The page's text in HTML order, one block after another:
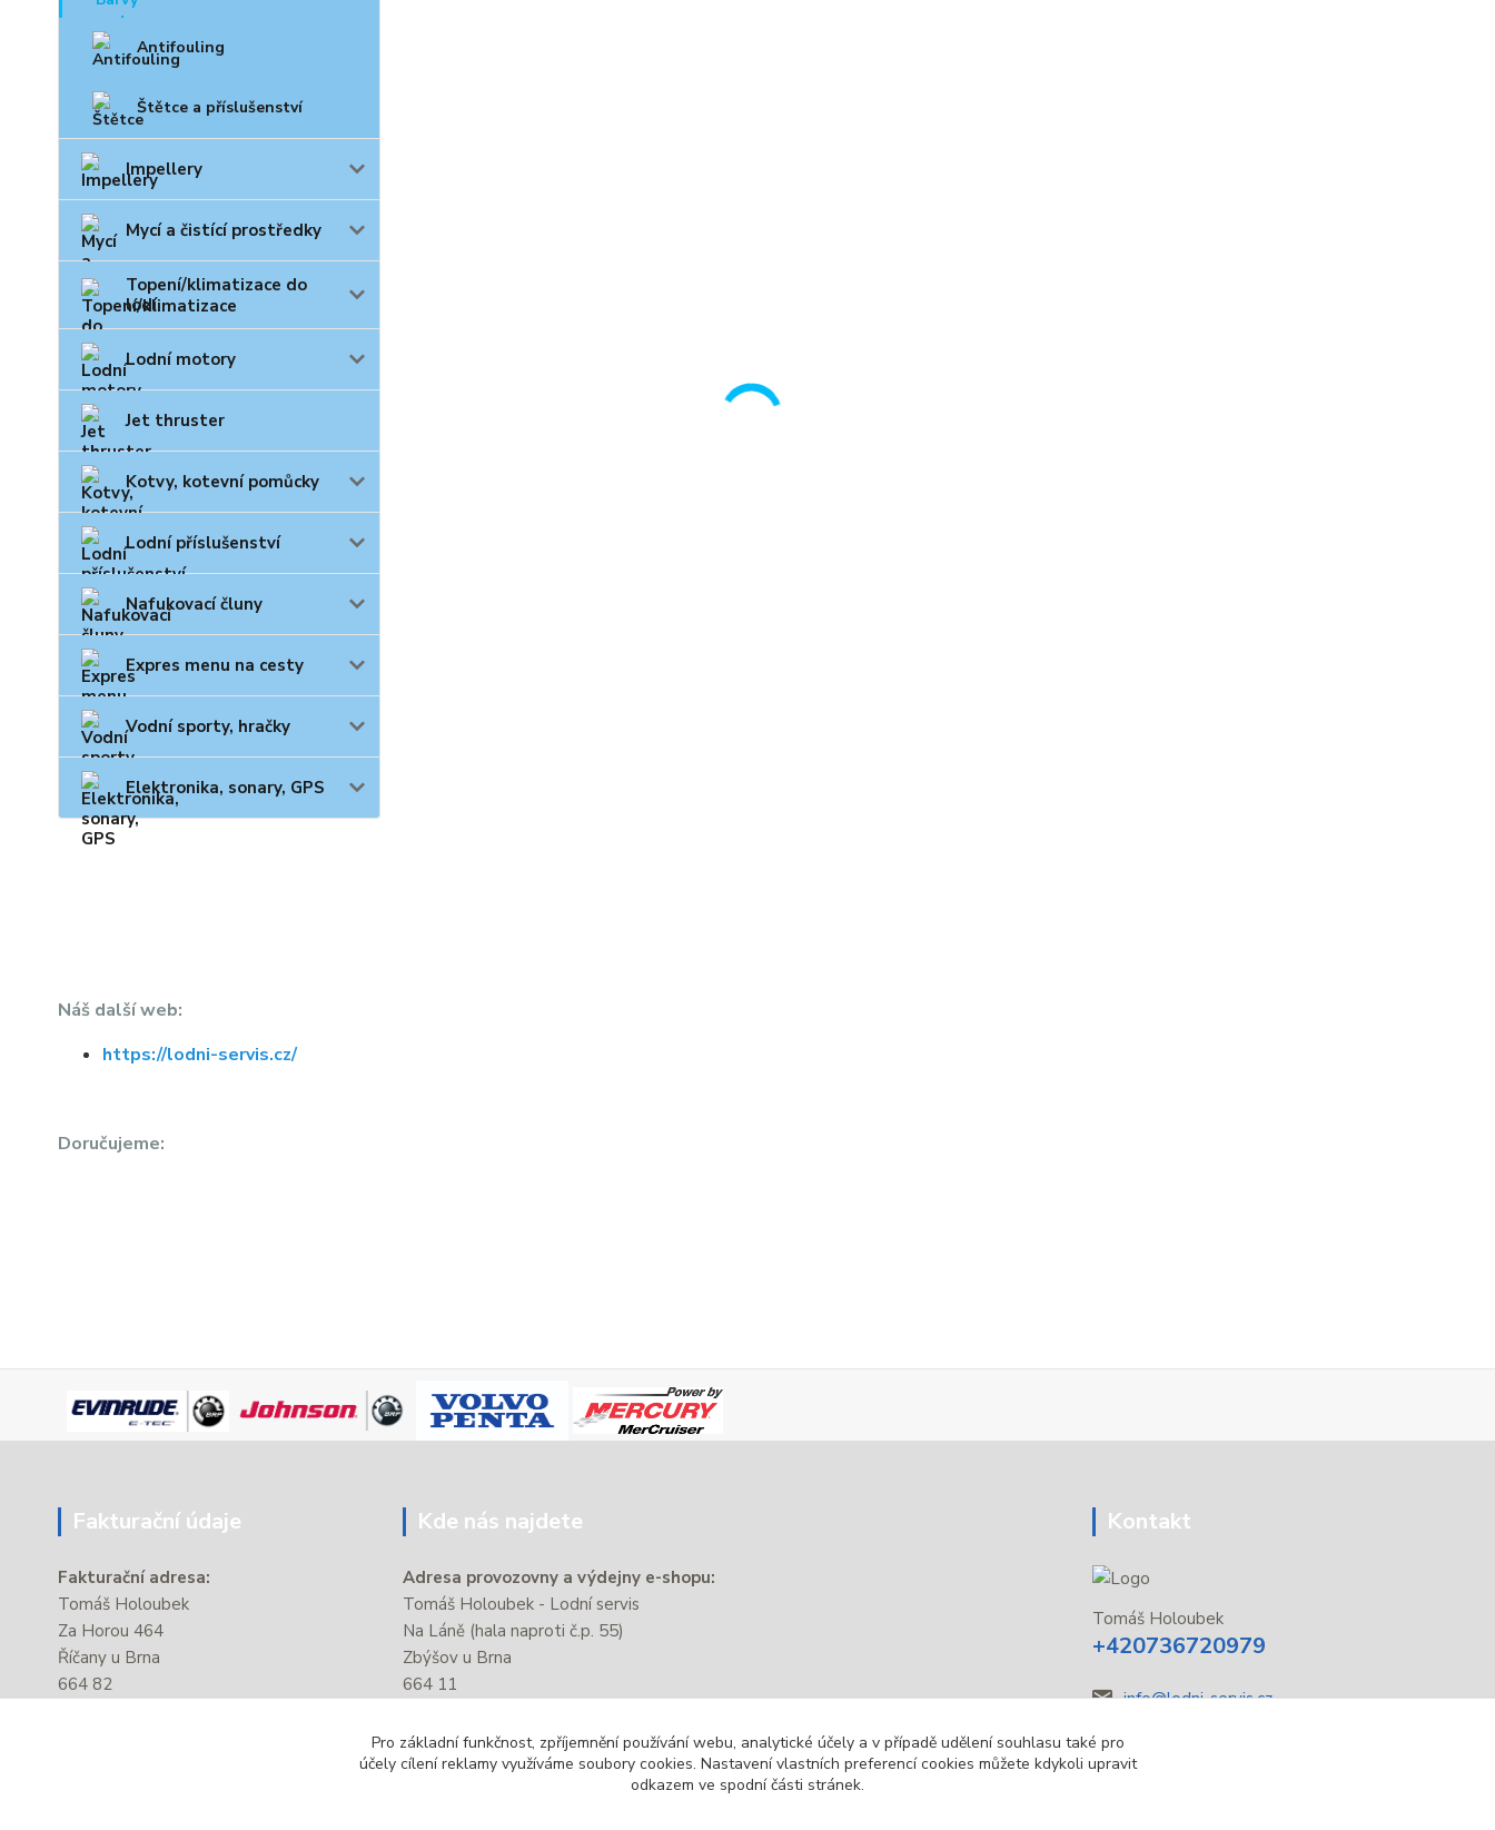
Antifouling
Štětce a příslušenství
Impellery
Mycí a čistící prostředky
Topení/klimatizace do
lodí
Lodní motory
Jet thruster
Kotvy, kotevní pomůcky
Lodní příslušenství
Nafukovací čluny
Expres menu na cesty
Vodní sporty, hračky
Elektronika, sonary, GPS
Náš další web:
https://lodni-servis.cz/
Doručujeme:
Fakturační údaje
Fakturační adresa:
Tomáš Holoubek
Za Horou 464
Říčany u Brna
664 82
Kde nás najdete
Adresa provozovny a výdejny e-shopu:
Tomáš Holoubek - Lodní servis
Na Láně (hala naproti č.p. 55)
Zbýšov u Brna
664 11
autobusové zastávky Zbýšov-Městský
Kontakt
Tomáš Holoubek
+420736720979
info@lodni-servis.cz
Pro základní funkčnost, zpříjemnění používání webu, analytické účely a v případě udělení souhlasu také pro
účely cílení reklamy využíváme soubory cookies. Nastavení vlastních preferencí cookies můžete kdykoli upravit
odkazem ve spodní části stránek.